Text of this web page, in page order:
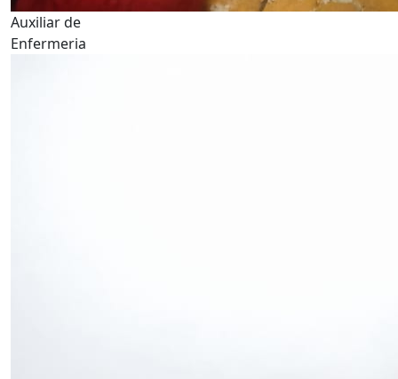
Auxiliar de
Enfermeria